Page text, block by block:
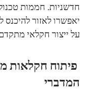
חדשניות. חממות
יאפשרו לאזור
על ייצור חקלאי מתקדם
פיתוח חקלאות
המדברי